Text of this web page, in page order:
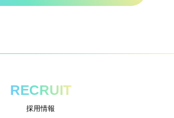
RECRUIT
採用情報